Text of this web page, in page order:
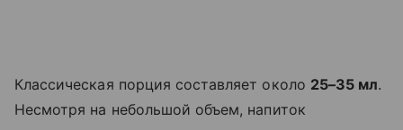
Классическая порция составляет около 25–35 мл.
Несмотря на небольшой объем, напиток